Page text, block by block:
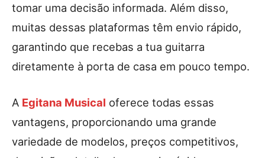
tomar uma decisão informada. Além disso,
muitas dessas plataformas têm envio rápido,
garantindo que recebas a tua guitarra
diretamente à porta de casa em pouco tempo.
A Egitana Musical oferece todas essas
vantagens, proporcionando uma grande
variedade de modelos, preços competitivos,